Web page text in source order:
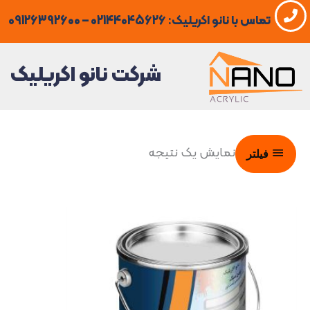
رفتن
به
محتوا
تماس با نانو اکریلیک: 02144045626 – 09126392600
شرکت نانو اکریلیک
فیلتر نمایش یک نتیجه